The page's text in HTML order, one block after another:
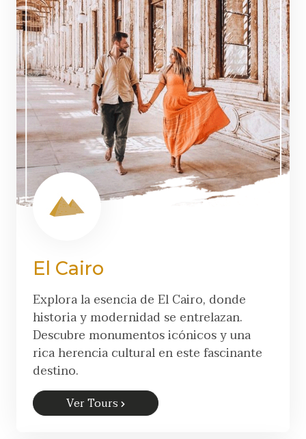
El Cairo
Explora la esencia de El Cairo, donde
historia y modernidad se entrelazan.
Descubre monumentos icónicos y una
rica herencia cultural en este fascinante
destino.
Ver Tours